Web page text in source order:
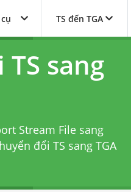
TS đến TGA
sang
Stream File sang
đổi TS sang TGA